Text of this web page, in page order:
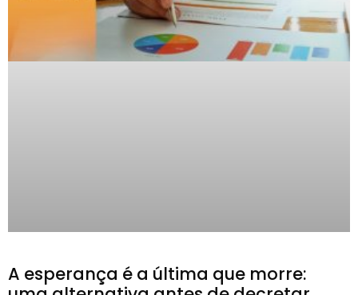
A esperança é a última que morre: